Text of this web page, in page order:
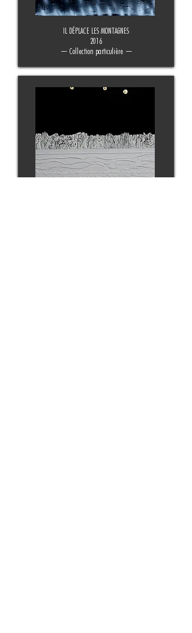
IL DÉPLACE LES MONTAGNES
2016
— Collection particulière —